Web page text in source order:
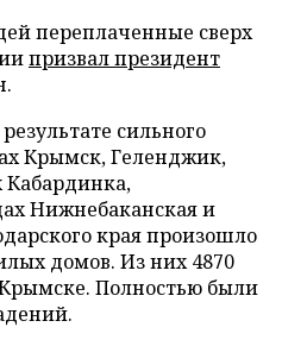
переплаченные сверх
призвал президент
сильного
Крымск, Геленджик,
Кабардинка,
Нижнебаканская и
края произошло
домов. Из них 4870
Полностью были